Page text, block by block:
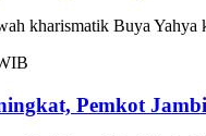
kharismatik Buya Yahya
Pemkot